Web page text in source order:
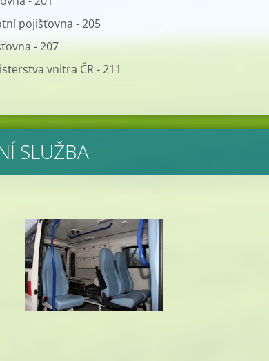
pojišťovna - 205
- 207
vnitra ČR - 211
SLUŽBA